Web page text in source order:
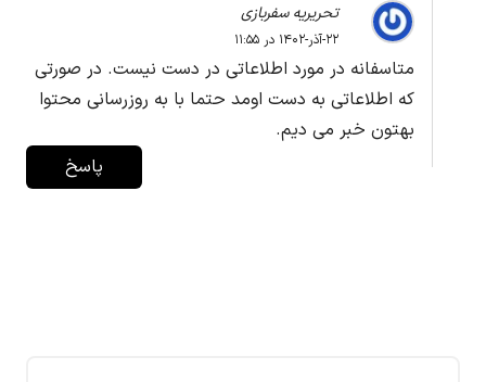
تحریریه سفربازی
۲۲-آذر-۱۴۰۲ در ۱۱:۵۵
متاسفانه در مورد اطلاعاتی در دست نیست. در صورتی
که اطلاعاتی به دست اومد حتما با به روزرسانی محتوا
بهتون خبر می دیم.
پاسخ